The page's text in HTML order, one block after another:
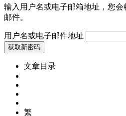
输入用户名或电子邮箱地址，您
邮件。
用户名或电子邮件地址
文章目录
繁